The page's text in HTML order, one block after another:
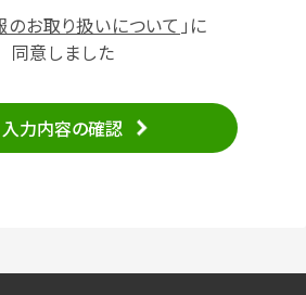
らのお問い合わせへの対応
返答
質改善
お取り扱いについて 」に
同意しました
入力内容の確認